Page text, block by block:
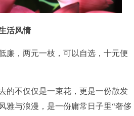
活风情
，两元一枝，可以自选，十元便
不仅仅是一束花，更是一份散发
雅与浪漫，是一份庸常日子里“奢侈